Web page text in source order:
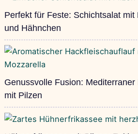
Perfekt für Feste: Schichtsalat mit
und Hähnchen
Genussvolle Fusion:
mit Pilzen